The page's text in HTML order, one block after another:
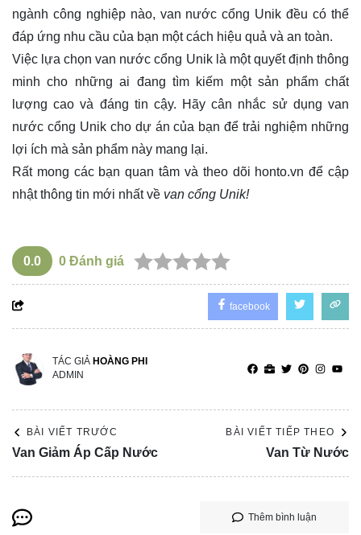
ngành công nghiệp nào, van nước cổng Unik đều có thể
đáp ứng nhu cầu của bạn một cách hiệu quả và an toàn.
Việc lựa chọn van nước cổng Unik là một quyết định thông
minh cho những ai đang tìm kiếm một sản phẩm chất
lượng cao và đáng tin cậy. Hãy cân nhắc sử dụng van
nước cổng Unik cho dự án của bạn để trải nghiệm những
lợi ích mà sản phẩm này mang lại.
Rất mong các bạn quan tâm và theo dõi honto.vn để cập
nhật thông tin mới nhất về van cổng Unik!
0.0 0 Đánh giá
facebook
TÁC GIẢ HOÀNG PHI
ADMIN
BÀI VIẾT TRƯỚC
Van Giảm Áp Cấp Nước
BÀI VIẾT TIẾP THEO
Van Từ Nước
Thêm bình luận